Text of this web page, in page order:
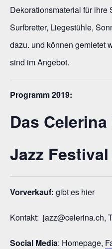
Dekorationsmaterial für ihre
Surfbretter, Liegestühle,
dazu. und können gemietet
sind im Angebot.
Programm 2019:
Das
Jazz
Vorverkauf: gibt es hier
Kontakt: jazz@celerina.ch,
Social Media: Homepage,